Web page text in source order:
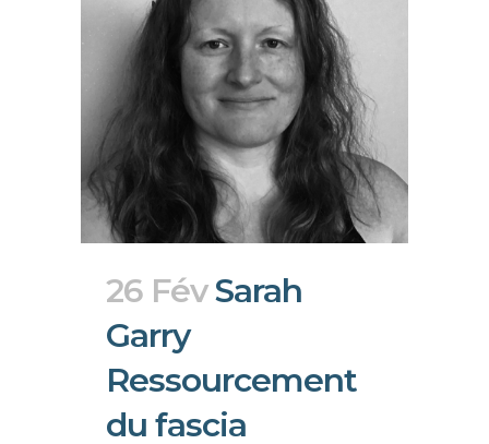
26 FévSarah
Garry
Ressourcement
du fascia